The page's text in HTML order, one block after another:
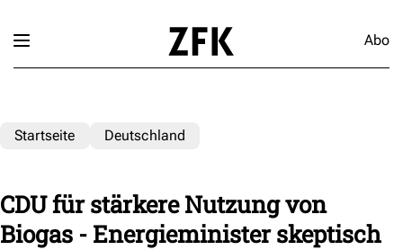
Abo
Startseite Deutschland
CDU für stärkere Nutzung von
Biogas - Energieminister skeptisch